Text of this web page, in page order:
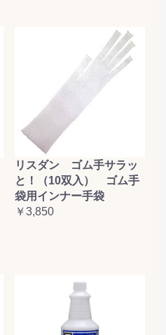
リスダン ゴム手サラッ
と！（10双入） ゴム手
袋用インナー手袋
￥3,850